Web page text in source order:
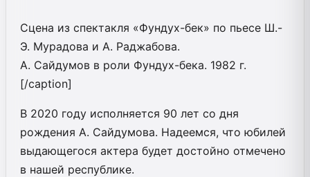
Сцена из спектакля «Фундух-бек» по пьесе Ш.-
Э. Мурадова и А. Раджабова.
А. Сайдумов в роли Фундух-бека. 1982 г.
[/caption]
В 2020 году исполняется 90 лет со дня
рождения А. Сайдумова. Надеемся, что юбилей
выдающегося актера будет достойно отмечено
в нашей республике.